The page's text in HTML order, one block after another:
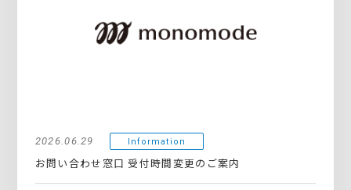
2026.06.29 Information
お問い合わせ窓口 受付時間変更のご案内